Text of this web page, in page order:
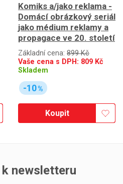
Komiks a/jako reklama -
Domácí obrázkový seriál
jako médium reklamy a
propagace ve 20. století
Základní cena: 899 Kč
Vaše cena s DPH: 809 Kč
Skladem
-10%
Koupit
newsletteru